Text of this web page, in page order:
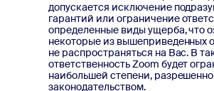
допускается исключение
гарантий или ограничение
определенные виды ущерба, что
некоторые из вышеприведенных
не распространяться на Вас. В
ответственность Zoom будет
наибольшей степени,
законодательством.